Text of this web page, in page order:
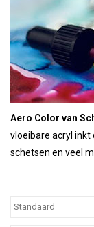
SPECIALS
TOOLS
Blog
Aero Color van
vloeibare acryl inkt
schetsen en veel